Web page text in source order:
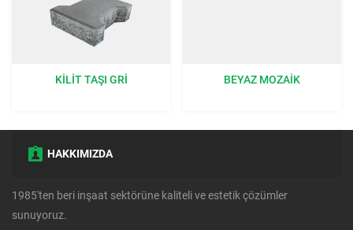
KILIT TAŞI GRI BEYAZ MOZAIK
HAKKIMIZDA
1985'ten beri inşaat sektörüne kaliteli ve estetik çözümler
sunuyoruz.